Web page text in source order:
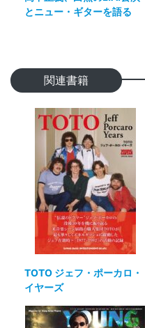
とニュー・ギターを語る
関連書籍
TOTO ジェフ・ポーカロ・
イヤーズ